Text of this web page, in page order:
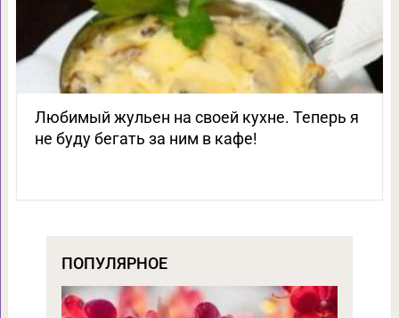
Любимый жульен на своей кухне. Теперь я
не буду бегать за ним в кафе!
ПОПУЛЯРНОЕ